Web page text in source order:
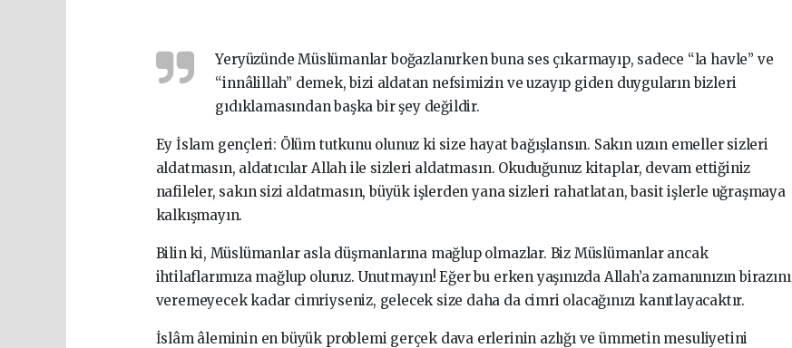
Yeryüzünde Müslümanlar boğazlanırken buna ses çıkarmayıp, sadece “la havle” ve
“innâlillah” demek, bizi aldatan nefsimizin ve uzayıp giden duyguların bizleri
gıdıklamasından başka bir şey değildir.
Ey İslam gençleri: Ölüm tutkunu olunuz ki size hayat bağışlansın. Sakın uzun emeller sizleri
aldatmasın, aldatıcılar Allah ile sizleri aldatmasın. Okuduğunuz kitaplar, devam ettiğiniz
nafileler, sakın sizi aldatmasın, büyük işlerden yana sizleri rahatlatan, basit işlerle uğraşmaya
kalkışmayın.
Bilin ki, Müslümanlar asla düşmanlarına mağlup olmazlar. Biz Müslümanlar ancak
ihtilaflarımıza mağlup oluruz. Unutmayın! Eğer bu erken yaşınızda Allah’a zamanınızın birazını
veremeyecek kadar cimriyseniz, gelecek size daha da cimri olacağınızı kanıtlayacaktır.
İslâm âleminin en büyük problemi gerçek dava erlerinin azlığı ve ümmetin mesuliyetini